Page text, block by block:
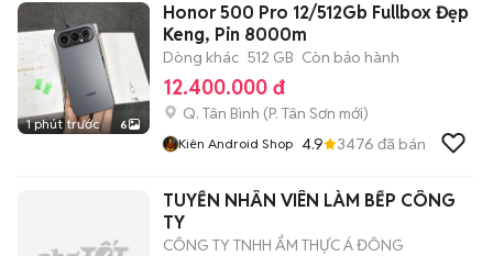
1 phút trước 6
Honor 500 Pro 12/512Gb Fullbox Đẹp
Keng, Pin 8000m
Dòng khác 512 GB Còn bảo hành
12.400.000 đ
Q. Tân Bình (P. Tân Sơn mới)
Kiên Android Shop 4.9 3476 đã bán
TUYỂN NHÂN VIÊN LÀM BẾP CÔNG
TY
CÔNG TY TNHH ẨM THỰC Á ĐÔNG